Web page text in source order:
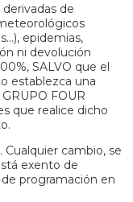
de
epidemias,
ni devolución
SALVO que el
establezca una
FOUR
que realice dicho
cambio, se
exento de
programación en